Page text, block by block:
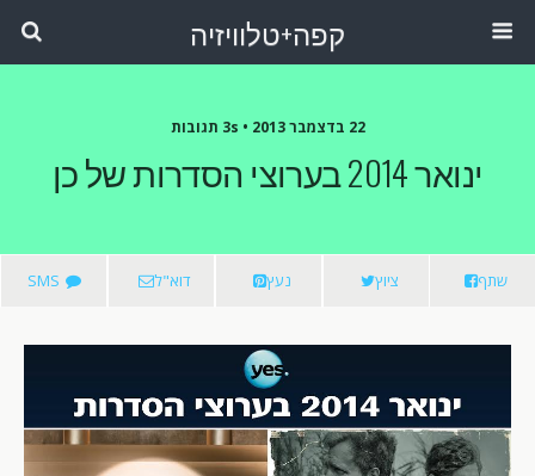
קפה+טלוויזיה
22 בדצמבר 2013 • 3s תגובות
ינואר 2014 בערוצי הסדרות של כן
שתף ציוץ נעץ דוא"ל SMS